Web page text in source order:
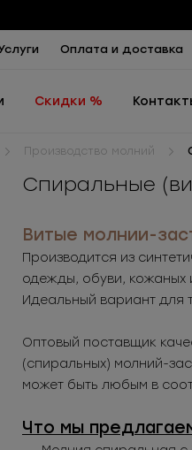
Оплата и доставка
Скидки %
Производство молний
Спиральные
Витые молнии-
Производится из
одежды, обуви, кожаных
Идеальный вариант для
Оптовый поставщик
(спиральных) молний-
может быть любым в
Что мы